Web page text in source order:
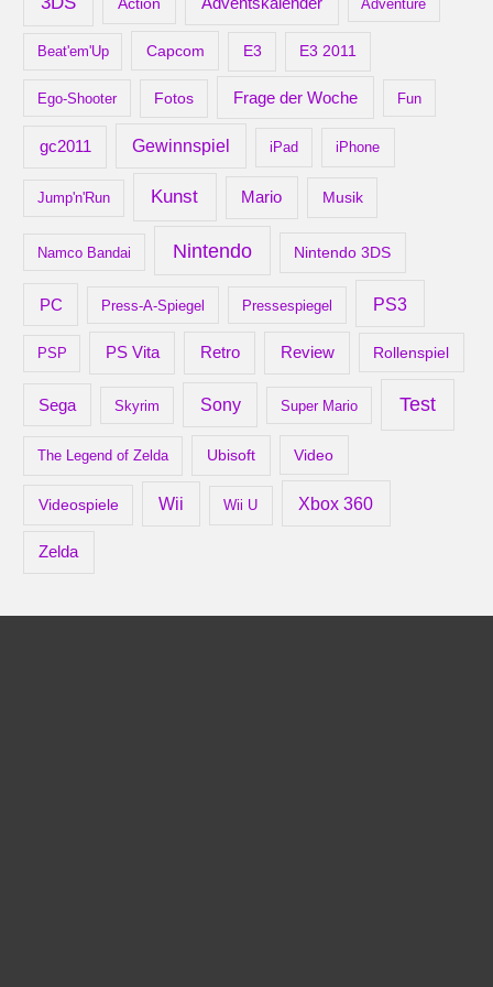
Adventure
Beat'em'Up Capcom E3 E3 2011
Ego-Shooter Fotos Frage der Woche Fun
gc2011 Gewinnspiel iPad iPhone
Jump'n'Run Kunst Mario Musik
Namco Bandai Nintendo Nintendo 3DS
PC Press-A-Spiegel Pressespiegel PS3
PSP PS Vita Retro Review Rollenspiel
Sega Skyrim Sony Super Mario Test
The Legend of Zelda Ubisoft Video
Videospiele Wii Wii U Xbox 360
Zelda